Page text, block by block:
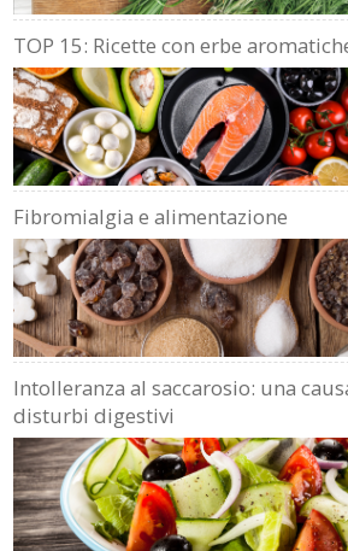
TOP 15: Ricette con erbe
Fibromialgia e alimentazione
Intolleranza al saccarosio: una
disturbi digestivi